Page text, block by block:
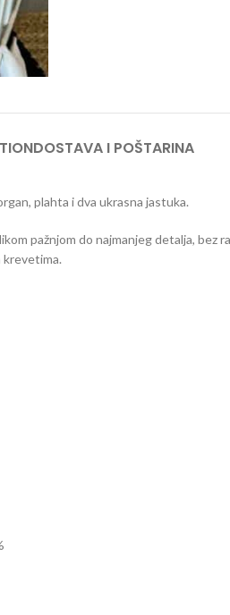
DOSTAVA I POŠTARINA
plahta i dva ukrasna jastuka.
pažnjom do najmanjeg detalja, bez
krevetima.